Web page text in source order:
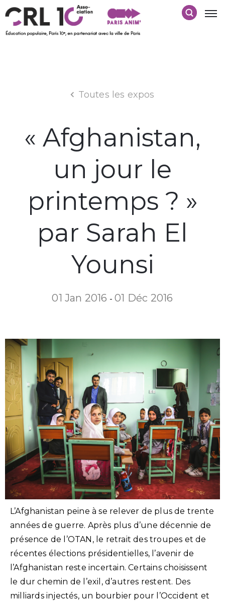
Toutes les expos
« Afghanistan,
un jour le
printemps ? »
par Sarah El
Younsi
01 Jan 2016 -01 Déc 2016
L’Afghanistan peine à se relever de plus de trente
années de guerre. Après plus d’une décennie de
présence de l’OTAN, le retrait des troupes et de
récentes élections présidentielles, l’avenir de
l’Afghanistan reste incertain. Certains choisissent
le dur chemin de l’exil, d’autres restent. Des
milliards injectés, un bourbier pour l’Occident et